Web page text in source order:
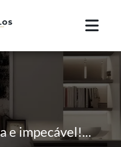
e impecável!...